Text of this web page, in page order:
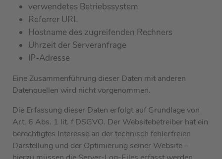
verwendetes Betriebssystem
Referrer URL
Hostname des zugreifenden Rechners
Uhrzeit der Serveranfrage
IP-Adresse
Eine Zusammenführung dieser Daten mit anderen
Datenquellen wird nicht vorgenommen.
Die Erfassung dieser Daten erfolgt auf Grundlage von
Art. 6 Abs. 1 lit. f DSGVO. Der Websitebetreiber hat ein
berechtigtes Interesse an der technisch fehlerfreien
Darstellung und der Optimierung seiner Website –